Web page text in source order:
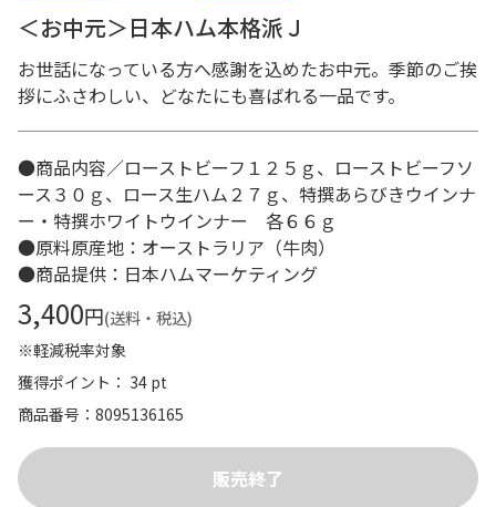
＜お中元＞日本ハム本格派Ｊ
お世話になっている方へ感謝を込めたお中元。季節のご挨
拶にふさわしい、どなたにも喜ばれる一品です。
●商品内容／ローストビーフ１２５ｇ、ローストビーフソ
ース３０ｇ、ロース生ハム２７ｇ、特撰あらびきウインナ
ー・特撰ホワイトウインナー 各６６ｇ
●原料原産地：オーストラリア（牛肉）
●商品提供：日本ハムマーケティング
3,400円(送料・税込)
※軽減税率対象
獲得ポイント： 34 pt
商品番号
8095136165